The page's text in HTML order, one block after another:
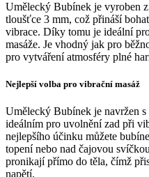
Umělecký Bubínek je vyroben
tloušťce 3 mm, což přináší
vibrace. Díky tomu je ideální
masáže. Je vhodný jak pro
pro vytváření atmosféry plné
Nejlepší volba pro vibrační masáž
Umělecký Bubínek je navržen
ideálním pro uvolnění zad při
nejlepšího účinku můžete
topení nebo nad čajovou
pronikají přímo do těla, čímž
napětí.